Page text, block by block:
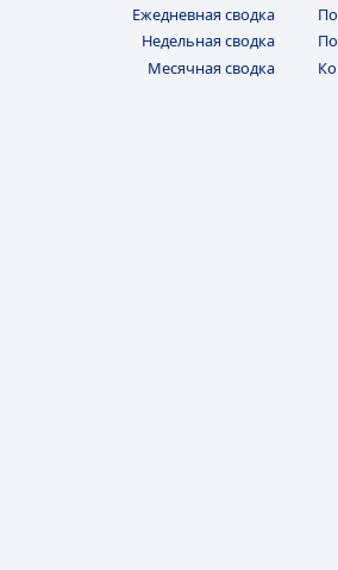
Ежедневная сводка
Недельная сводка
Месячная сводка